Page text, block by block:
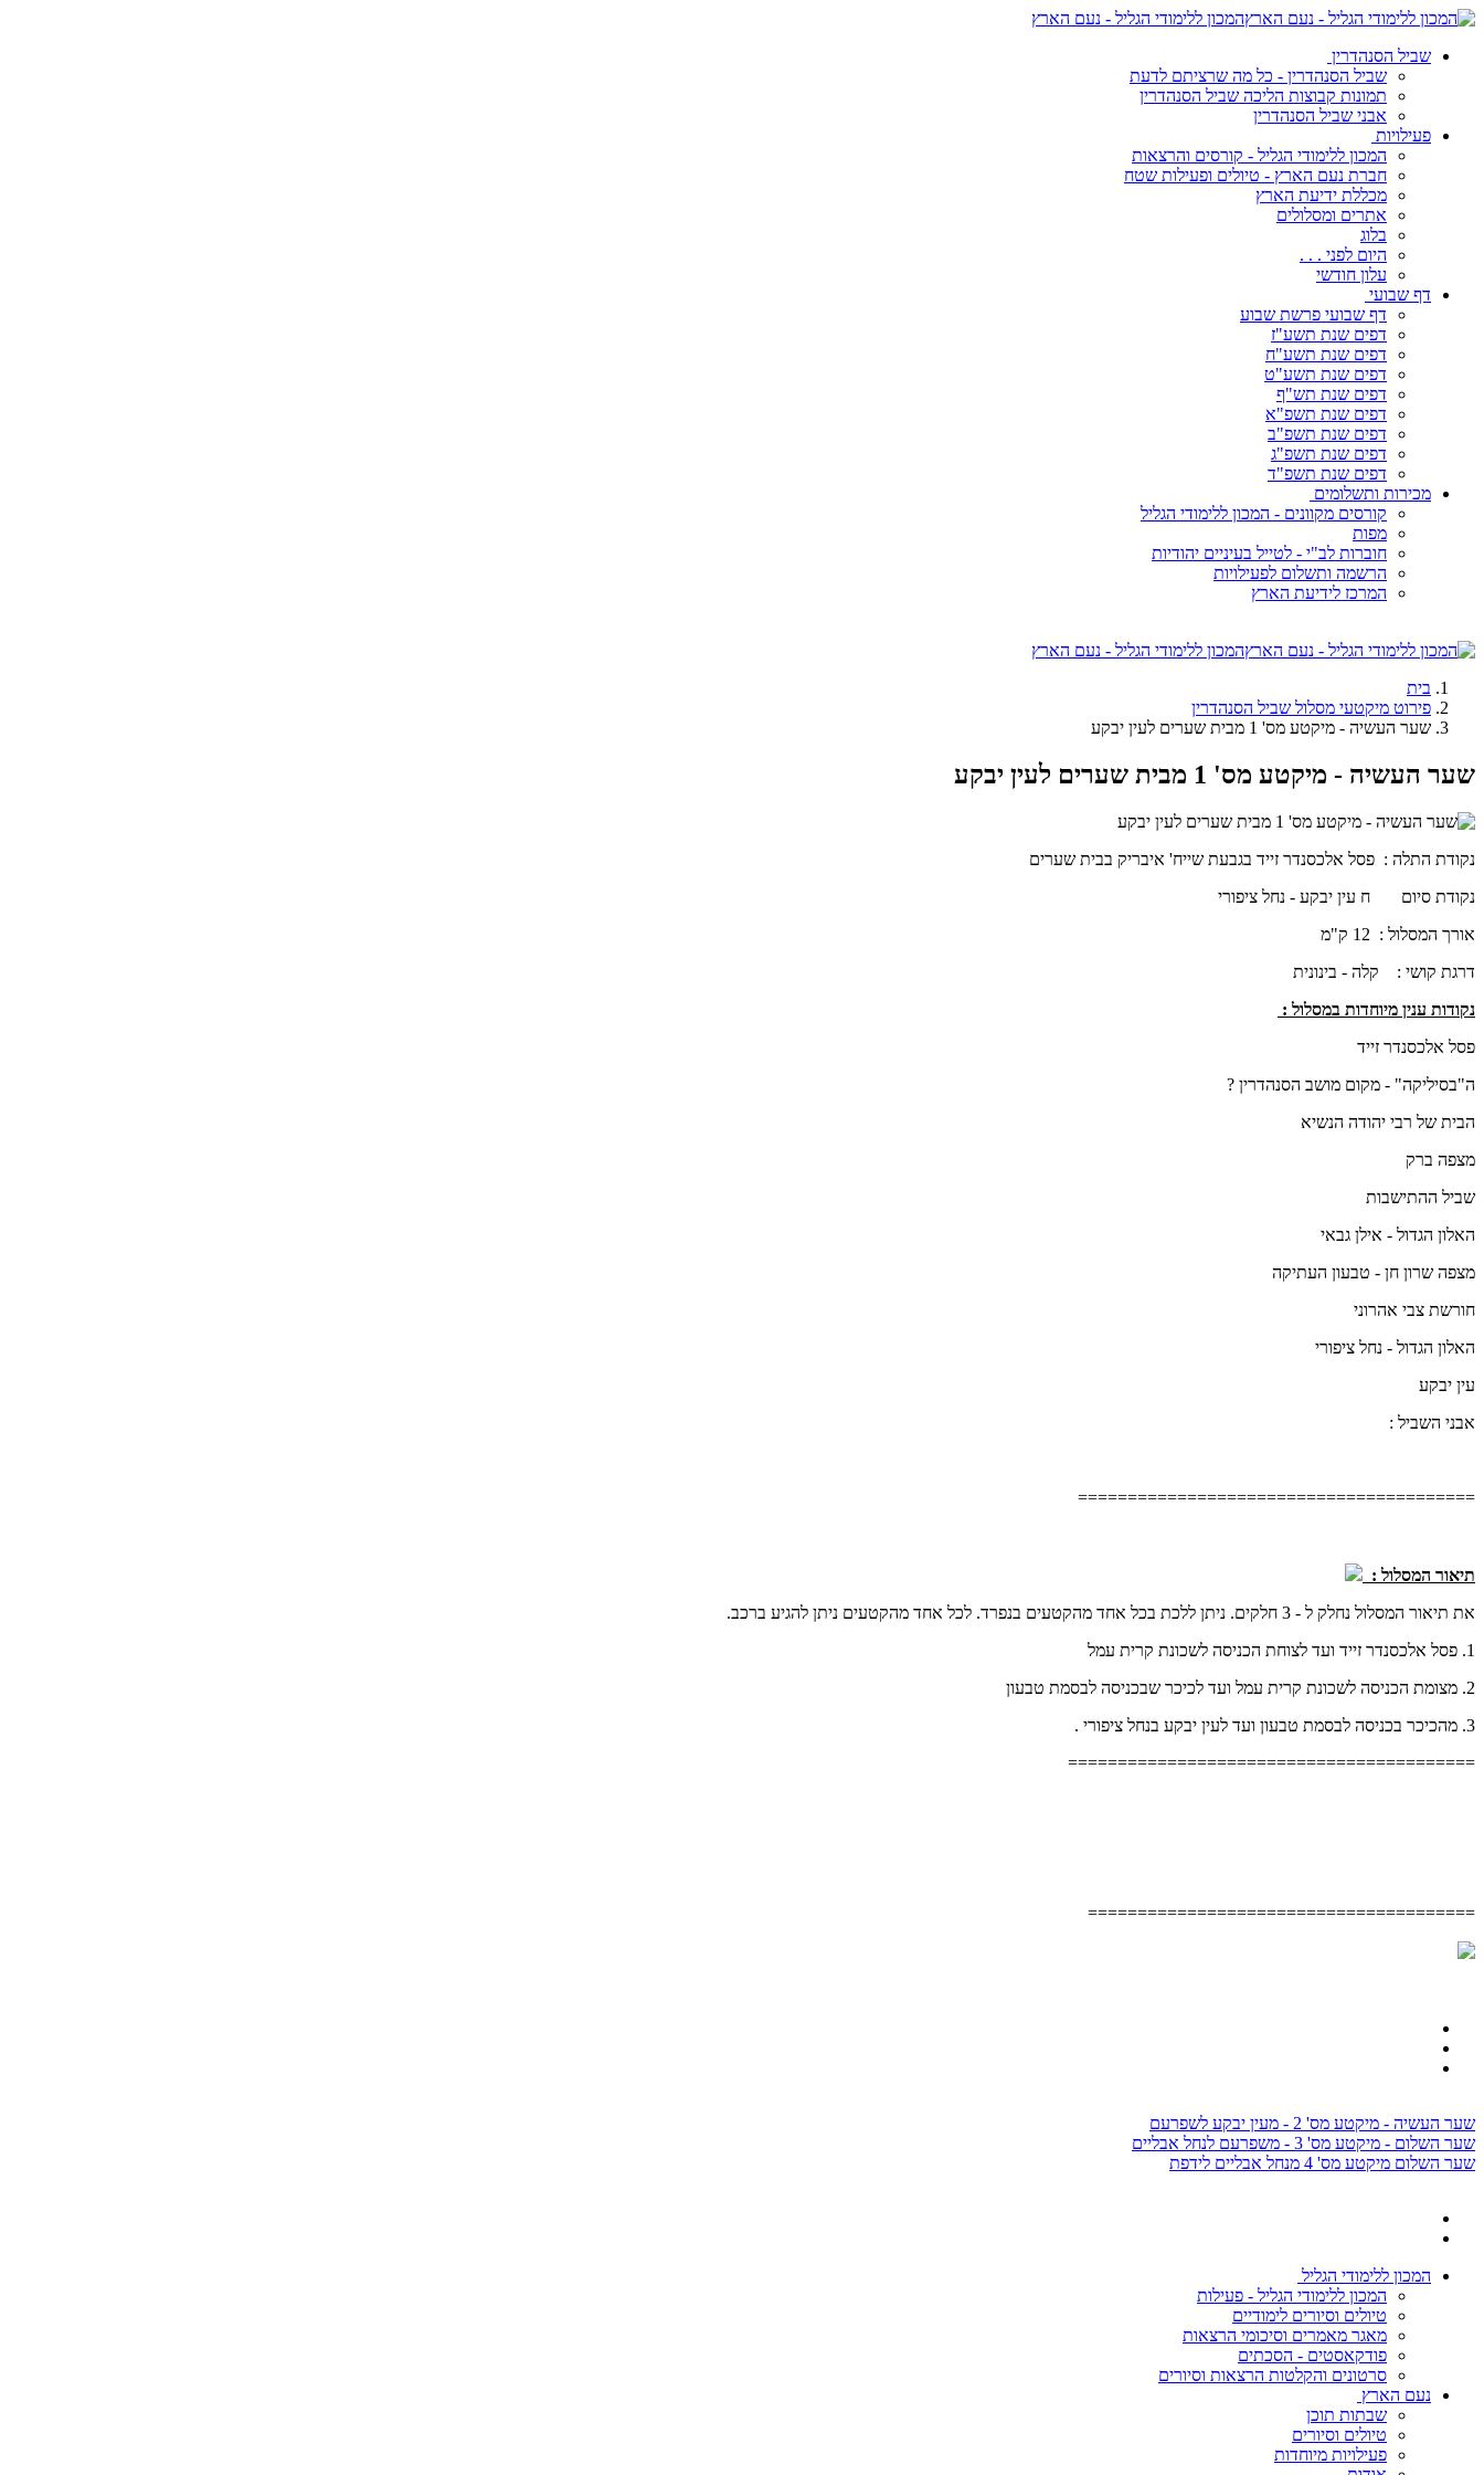
המכון ללימודי הגליל - נעם הארץ
שביל הסנהדרין
שביל הסנהדרין - כל מה שרציתם לדעת
תמונות קבוצות הליכה שביל הסנהדרין
אבני שביל הסנהדרין
פעילויות
המכון ללימודי הגליל - קורסים והרצאות
חברת נעם הארץ - טיולים ופעילות שטח
מכללת ידיעת הארץ
אתרים ומסלולים
בלוג
היום לפני . . .
עלון חודשי
דף שבועי
דף שבועי פרשת שבוע
דפים שנת תשע"ז
דפים שנת תשע"ח
דפים שנת תשע"ט
דפים שנת תש"ף
דפים שנת תשפ"א
דפים שנת תשפ"ב
דפים שנת תשפ"ג
דפים שנת תשפ"ד
מכירות ותשלומים
קורסים מקוונים - המכון ללימודי הגליל
מפות
חוברות לב"י - לטייל בעיניים יהודיות
הרשמה ותשלום לפעילויות
המרכז לידיעת הארץ
המכון ללימודי הגליל - נעם הארץ
בית
פירוט מיקטעי מסלול שביל הסנהדרין
שער העשיה - מיקטע מס' 1 מבית שערים לעין יבקע
שער העשיה - מיקטע מס' 1 מבית שערים לעין יבקע
נקודת התלה : פסל אלכסנדר זייד בגבעת שייח' איבריק בבית שערים
נקודת סיום ח עין יבקע - נחל ציפורי
אורך המסלול : 12 ק"מ
דרגת קושי : קלה - בינונית
נקודות ענין מיוחדות במסלול :
פסל אלכסנדר זייד
ה"בסיליקה" - מקום מושב הסנהדרין ?
הבית של רבי יהודה הנשיא
מצפה ברק
שביל ההתישבות
האלון הגדול - אילן גבאי
מצפה שרון חן - טבעון העתיקה
חורשת צבי אהרוני
האלון הגדול - נחל ציפורי
עין יבקע
אבני השביל :
========================================
תיאור המסלול :
את תיאור המסלול נחלק ל - 3 חלקים. ניתן ללכת בכל אחד מהקטעים בנפרד. לכל אחד מהקטעים ניתן להגיע ברכב.
1. פסל אלכסנדר זייד ועד לצוחת הכניסה לשכונת קרית עמל
2. מצומת הכניסה לשכונת קרית עמל ועד לכיכר שבכניסה לבסמת טבעון
3. מהכיכר בכניסה לבסמת טבעון ועד לעין יבקע בנחל ציפורי .
=========================================
=======================================
שער העשיה - מיקטע מס' 2 - מעין יבקע לשפרעם
שער השלום - מיקטע מס' 3 - משפרעם לנחל אבליים
שער השלום מיקטע מס' 4 מנחל אבליים לידפת
המכון ללימודי הגליל
המכון ללימודי הגליל - פעילות
טיולים וסיורים לימודיים
מאגר מאמרים וסיכומי הרצאות
פודקאסטים - הסכתים
סרטונים והקלטות הרצאות וסיורים
נעם הארץ
שבתות תוכן
טיולים וסיורים
פעילויות מיוחדות